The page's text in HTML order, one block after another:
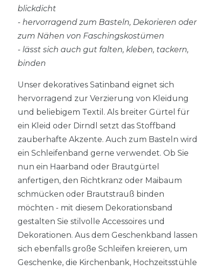
blickdicht
- hervorragend zum Basteln, Dekorieren oder
zum Nähen von Faschingskostümen
- lässt sich auch gut falten, kleben, tackern,
binden
Unser dekoratives Satinband eignet sich
hervorragend zur Verzierung von Kleidung
und beliebigem Textil. Als breiter Gürtel für
ein Kleid oder Dirndl setzt das Stoffband
zauberhafte Akzente. Auch zum Basteln wird
ein Schleifenband gerne verwendet. Ob Sie
nun ein Haarband oder Brautgürtel
anfertigen, den Richtkranz oder Maibaum
schmücken oder Brautstrauß binden
möchten - mit diesem Dekorationsband
gestalten Sie stilvolle Accessoires und
Dekorationen. Aus dem Geschenkband lassen
sich ebenfalls große Schleifen kreieren, um
Geschenke, die Kirchenbank, Hochzeitsstühle